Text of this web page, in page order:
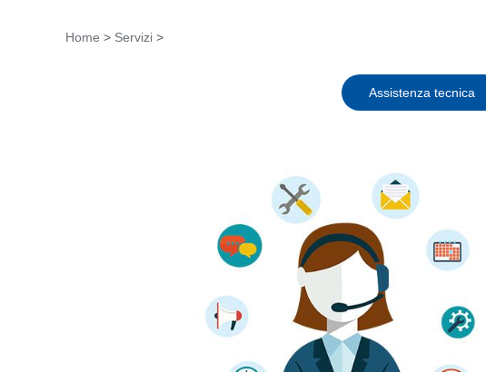
Home > Servizi >
Assistenza tecnica